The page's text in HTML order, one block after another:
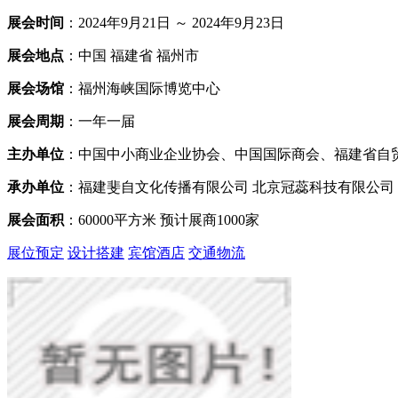
展会时间 ：2024年9月21日 ～ 2024年9月23日
展会地点 ：中国 福建省 福州市
展会场馆 ：福州海峡国际博览中心
展会周期 ：一年一届
主办单位 ：中国中小商业企业协会、中国国际商会、福建省自
承办单位 ：福建斐自文化传播有限公司 北京冠蕊科技有限公司
展会面积 ：60000平方米 预计展商1000家
展位预定 设计搭建 宾馆酒店 交通物流